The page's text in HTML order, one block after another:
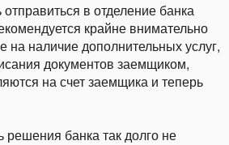
в отделение банка
крайне внимательно
наличие дополнительных услуг,
документов заемщиком,
на счет заемщика и теперь
решения банка так долго не